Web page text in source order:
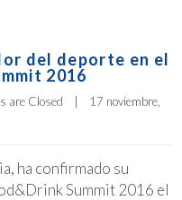
del deporte en el
2016
are Closed |
17 noviembre,
ha confirmado su
Summit 2016 el